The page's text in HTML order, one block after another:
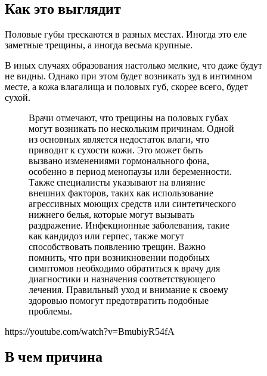
Как это выглядит
Половые губы трескаются в разных местах. Иногда это еле
заметные трещины, а иногда весьма крупные.
В иных случаях образования настолько мелкие, что даже будут
не видны. Однако при этом будет возникать зуд в интимном
месте, а кожа влагалища и половых губ, скорее всего, будет
сухой.
Врачи отмечают, что трещины на половых губах
могут возникать по нескольким причинам. Одной
из основных является недостаток влаги, что
приводит к сухости кожи. Это может быть
вызвано изменениями гормонального фона,
особенно в период менопаузы или беременности.
Также специалисты указывают на влияние
внешних факторов, таких как использование
агрессивных моющих средств или синтетического
нижнего белья, которые могут вызывать
раздражение. Инфекционные заболевания, такие
как кандидоз или герпес, также могут
способствовать появлению трещин. Важно
помнить, что при возникновении подобных
симптомов необходимо обратиться к врачу для
диагностики и назначения соответствующего
лечения. Правильный уход и внимание к своему
здоровью помогут предотвратить подобные
проблемы.
https://youtube.com/watch?v=BmubiyR54fA
В чем причина